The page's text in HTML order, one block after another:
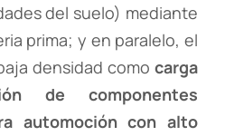
del suelo) mediante
prima; y en paralelo, el
densidad como carga
de componentes
automoción con alto